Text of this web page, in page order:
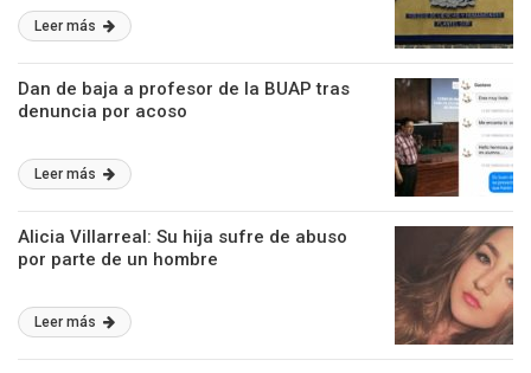
Leer más
Dan de baja a profesor de la BUAP tras
denuncia por acoso
Leer más
Alicia Villarreal: Su hija sufre de abuso
por parte de un hombre
Leer más